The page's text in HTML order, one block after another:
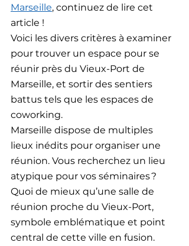
Marseille, continuez de lire cet
article !
Voici les divers critères à examiner
pour trouver un espace pour se
réunir près du Vieux-Port de
Marseille, et sortir des sentiers
battus tels que les espaces de
coworking.
Marseille dispose de multiples
lieux inédits pour organiser une
réunion. Vous recherchez un lieu
atypique pour vos séminaires ?
Quoi de mieux qu’une salle de
réunion proche du Vieux-Port,
symbole emblématique et point
central de cette ville en fusion.